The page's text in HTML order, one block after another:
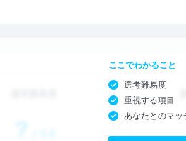
ここでわかること
選考難易度
重視する項目
あなたとのマッ